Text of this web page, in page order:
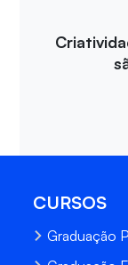
CURSOS
Graduação